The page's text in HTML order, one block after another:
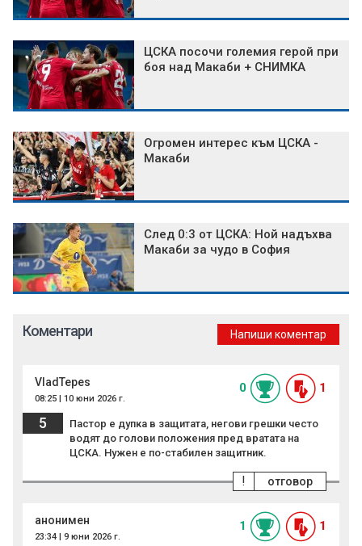
ЦСКА посочи големия герой при
боя над Макаби + СНИМКА
Огромен интерес към ЦСКА -
Макаби
След 0:3 от ЦСКА: Ной надъхва
Макаби за чудо в София
Коментари Напиши коментар
VladTepes
08:25 | 10 юни 2026 г.
0 1
5
Пастор е дупка в защитата, негови грешки често
водят до голови положения пред вратата на
ЦСКА. Нужен е по-стабилен защитник.
отговор
!
анонимен
23:34 | 9 юни 2026 г.
1 1